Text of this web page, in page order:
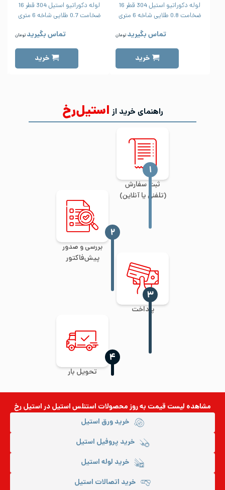
لوله دکوراتیو استیل 304 قطر 16
ضخامت 0.8 طلایی شاخه 6 متری
تماس بگیرید تومان
خرید
لوله دکوراتیو استیل 304 قطر 16
ضخامت 0.7 طلایی شاخه 6 متری
تماس بگیرید تومان
خرید
راهنمای خرید از استیل‌رخ
ثبت سفارش
(تلفنی یا آنلاین)
‍۱
بررسی و صدور
پیش‌فاکتور
‍۲
پرداخت
‍۳
تحویل بار
‍۴
مشاهده لیست قیمت به روزمحصولات استنلس استیلدر استیل رخ
خرید ورق استیل
خرید پروفیل استیل
خرید لوله استیل
خرید اتصالات استیل